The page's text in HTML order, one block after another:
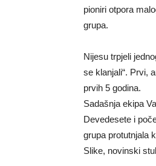
pioniri otpora
grupa.
Nijesu trpjeli
se klanjali“. Prvi,
prvih 5 godina.
Sadašnja ekipa
Devedesete i
grupa protutnjala
Slike, novinski